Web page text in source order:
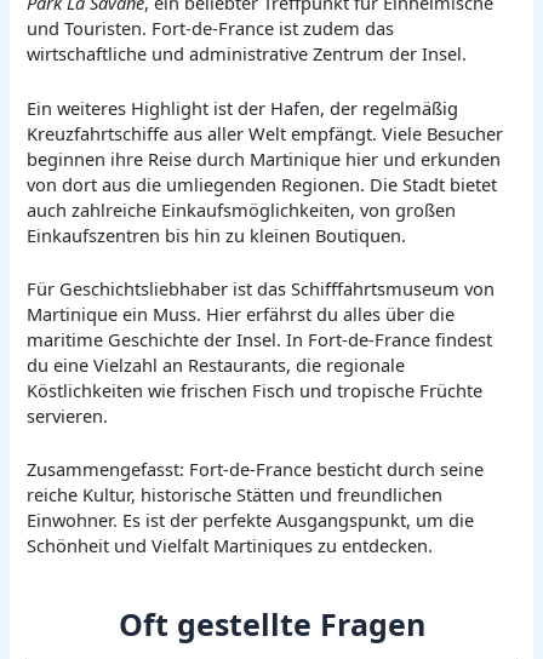
und Touristen. Fort-de-France ist zudem das
wirtschaftliche und administrative Zentrum der Insel.
Ein weiteres Highlight ist der Hafen, der regelmäßig
Kreuzfahrtschiffe aus aller Welt empfängt. Viele Besucher
beginnen ihre Reise durch Martinique hier und erkunden
von dort aus die umliegenden Regionen. Die Stadt bietet
auch zahlreiche Einkaufsmöglichkeiten, von großen
Einkaufszentren bis hin zu kleinen Boutiquen.
Für Geschichtsliebhaber ist das Schifffahrtsmuseum von
Martinique ein Muss. Hier erfährst du alles über die
maritime Geschichte der Insel. In Fort-de-France findest
du eine Vielzahl an Restaurants, die regionale
Köstlichkeiten wie frischen Fisch und tropische Früchte
servieren.
Zusammengefasst: Fort-de-France besticht durch seine
reiche Kultur, historische Stätten und freundlichen
Einwohner. Es ist der perfekte Ausgangspunkt, um die
Schönheit und Vielfalt Martiniques zu entdecken.
Oft gestellte Fragen